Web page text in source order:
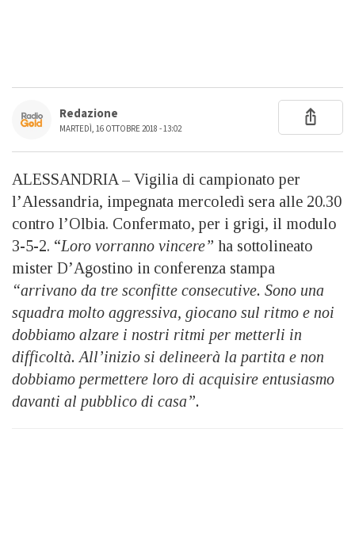
Redazione
MARTEDÌ, 16 OTTOBRE 2018 - 13:02
ALESSANDRIA – Vigilia di campionato per
l’Alessandria, impegnata mercoledì sera alle 20.30
contro l’Olbia. Confermato, per i grigi, il modulo
3-5-2. “Loro vorranno vincere” ha sottolineato
mister D’Agostino in conferenza stampa
“arrivano da tre sconfitte consecutive. Sono una
squadra molto aggressiva, giocano sul ritmo e noi
dobbiamo alzare i nostri ritmi per metterli in
difficoltà. All’inizio si delineerà la partita e non
dobbiamo permettere loro di acquisire entusiasmo
davanti al pubblico di casa”.